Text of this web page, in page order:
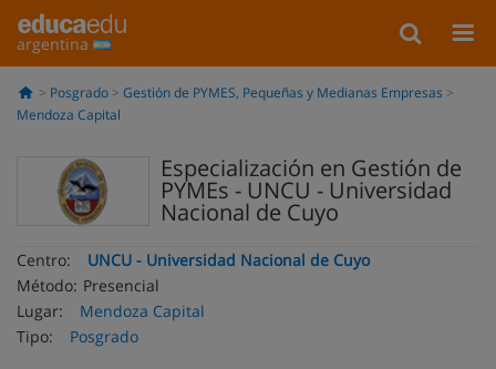
argentina
Posgrado
Gestión de PYMES, Pequeñas y Medianas Empresas
Mendoza Capital
Especialización en Gestión de
PYMEs - UNCU - Universidad
Nacional de Cuyo
Centro:
UNCU - Universidad Nacional de Cuyo
Método: Presencial
Lugar:
Mendoza Capital
Tipo:
Posgrado